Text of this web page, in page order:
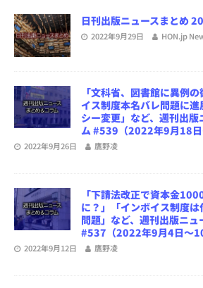
日刊出版ニュースまとめ
2022年9月29日 HON.jp
「文科省、図書館に異例
イス制度本名バレ問題に
シー変更」など、週刊出
ム #539（2022年9月18日
2022年9月26日 鷹野凌
「下請法改正で資本金
に？」「インボイス制度
問題」など、週刊出版ニュ
#537（2022年9月4日～10
2022年9月12日 鷹野凌